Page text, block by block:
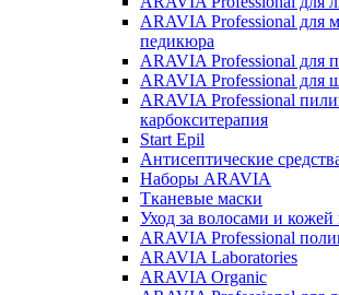
ARAVIA Professional для
педикюра
ARAVIA Professional для
ARAVIA Professional для
ARAVIA Professional
карбокситерапия
Start Epil
Антисептические
Наборы ARAVIA
Тканевые маски
Уход за волосами и
ARAVIA Professional
ARAVIA Laboratories
ARAVIA Organic